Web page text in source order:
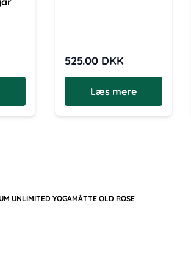
525.00 DKK
Læs mere
UNLIMITED YOGAMÅTTE OLD ROSE